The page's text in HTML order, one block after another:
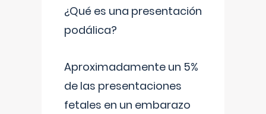
¿Qué es una presentación
podálica?
Aproximadamente un 5%
de las presentaciones
fetales en un embarazo